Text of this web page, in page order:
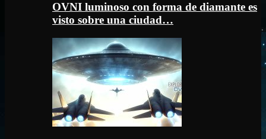
OVNI luminoso con forma de diamante es
visto sobre una ciudad…